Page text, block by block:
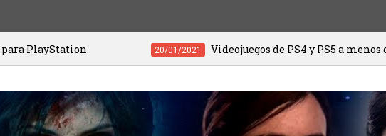
20/01/2021 Videojuegos de PS4 y PS5 a menos de 20 euros